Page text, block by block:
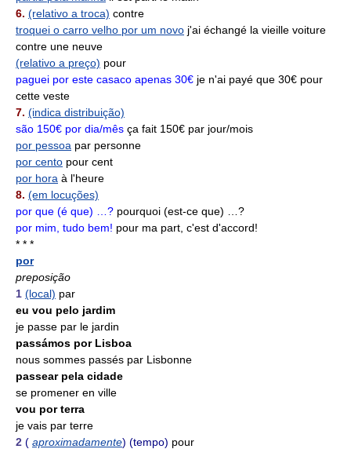
6. (relativo a troca) contre
troquei o carro velho por um novo j'ai échangé la vieille voiture
contre une neuve
(relativo a preço) pour
paguei por este casaco apenas 30€ je n'ai payé que 30€ pour
cette veste
7. (indica distribuição)
são 150€ por dia/mês ça fait 150€ par jour/mois
por pessoa par personne
por cento pour cent
por hora à l'heure
8. (em locuções)
por que (é que) …? pourquoi (est-ce que) …?
por mim, tudo bem! pour ma part, c'est d'accord!
* * *
por
preposição
1 (local) par
eu vou pelo jardim
je passe par le jardin
passámos por Lisboa
nous sommes passés par Lisbonne
passear pela cidade
se promener en ville
vou por terra
je vais par terre
2 ( aproximadamente) (tempo) pour